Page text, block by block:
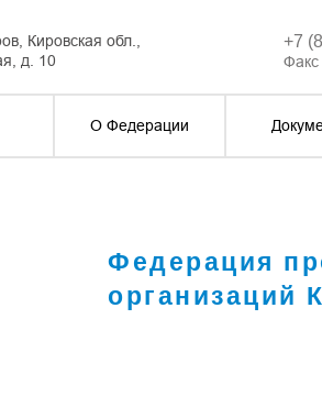
Кировская обл.,
д. 10
+7
Факс
О Федерации
Федерация
организаций